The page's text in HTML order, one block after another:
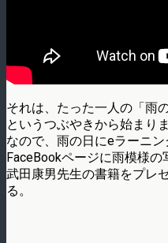
それは、たった一人の「雨
というつぶやきから始まりま
なので、雨の日にeラーニ
FaceBookページに雨模様の
武田康男先生の書籍をプレ
る。